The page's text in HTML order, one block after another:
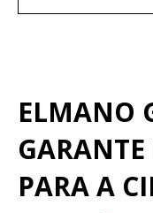
ELMANO
PARA A